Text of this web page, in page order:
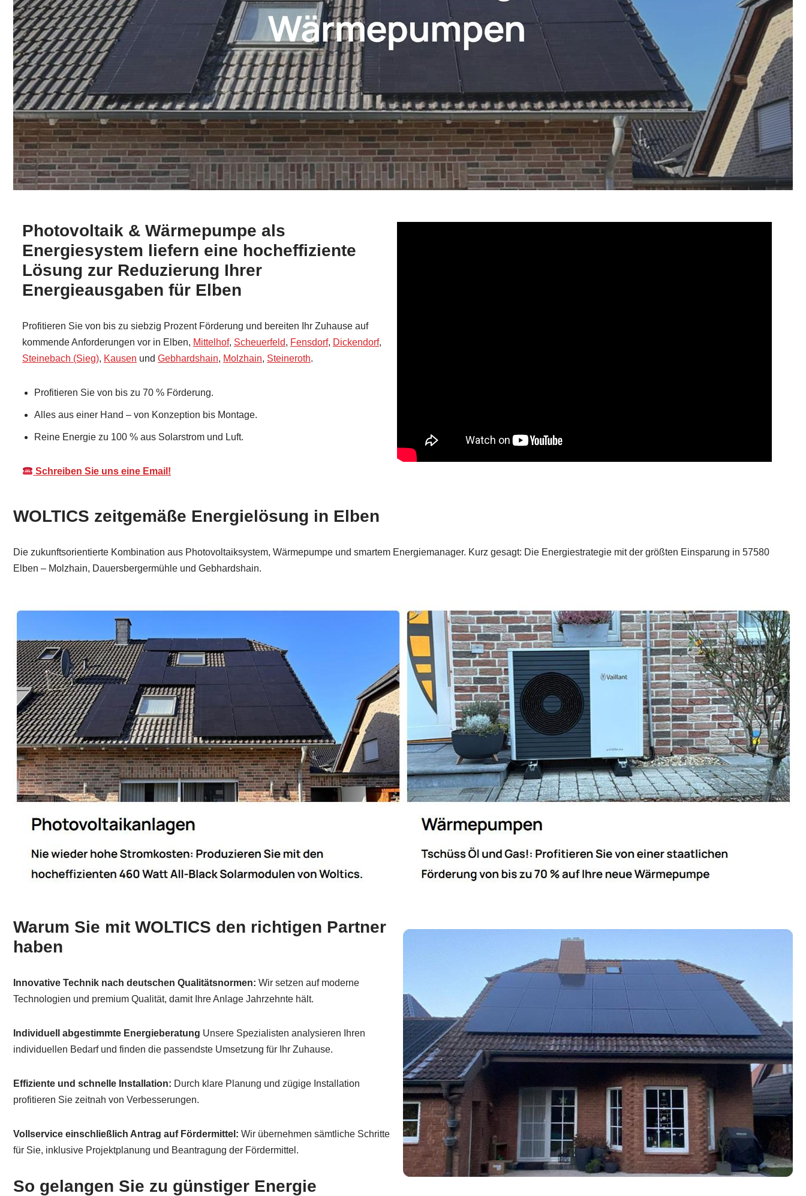
Photovoltaik & Wärmepumpe als
Energiesystem liefern eine hocheffiziente
Lösung zur Reduzierung Ihrer
Energieausgaben für Elben
Profitieren Sie von bis zu siebzig Prozent Förderung und bereiten Ihr Zuhause auf
kommende Anforderungen vor in Elben, Mittelhof, Scheuerfeld, Fensdorf, Dickendorf,
Steinebach (Sieg), Kausen und Gebhardshain, Molzhain, Steineroth.
Profitieren Sie von bis zu 70 % Förderung.
Alles aus einer Hand – von Konzeption bis Montage.
Reine Energie zu 100 % aus Solarstrom und Luft.
Schreiben Sie uns eine Email!
WOLTICS zeitgemäße Energielösung in Elben
Die zukunftsorientierte Kombination aus Photovoltaiksystem, Wärmepumpe und smartem Energiemanager. Kurz gesagt: Die Energiestrategie mit der größten Einsparung in 57580
Elben – Molzhain, Dauersbergermühle und Gebhardshain.
Warum Sie mit WOLTICS den richtigen Partner
haben
Innovative Technik nach deutschen Qualitätsnormen: Wir setzen auf moderne
Technologien und premium Qualität, damit Ihre Anlage Jahrzehnte hält.
Individuell abgestimmte Energieberatung Unsere Spezialisten analysieren Ihren
individuellen Bedarf und finden die passendste Umsetzung für Ihr Zuhause.
Effiziente und schnelle Installation: Durch klare Planung und zügige Installation
profitieren Sie zeitnah von Verbesserungen.
Vollservice einschließlich Antrag auf Fördermittel: Wir übernehmen sämtliche Schritte
für Sie, inklusive Projektplanung und Beantragung der Fördermittel.
So gelangen Sie zu günstiger Energie